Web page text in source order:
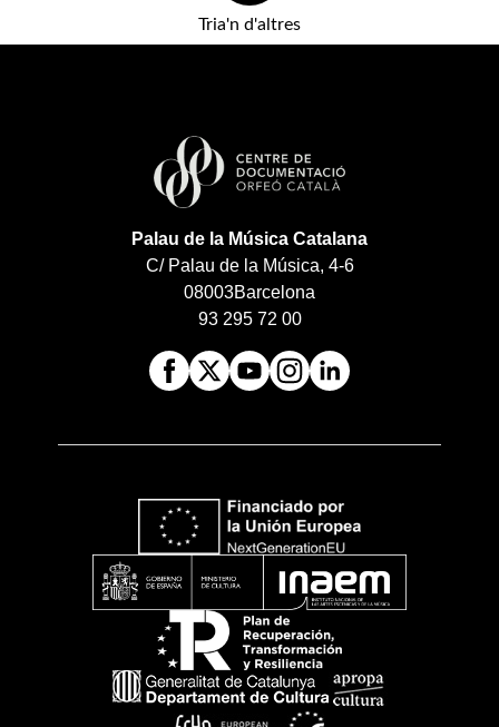
Tria'n d'altres
Palau de la Música Catalana
C/ Palau de la Música, 4-6
08003Barcelona
93 295 72 00